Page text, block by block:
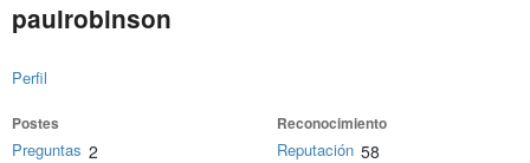
paulrobinson
Perfil
Postes
Preguntas 2
Reconocimiento
Reputación 58